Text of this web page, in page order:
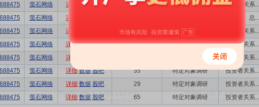
688475 萤石网络 详细 数据 股吧 54 特定对象调研 投资者关系...
688475 萤石网络 详细 董事长、总...
688475 萤石网络 详细 31 特定对象调研 投资者关系...
688475 萤石网络 详细 数据 股吧 52 特定对象调研 投资者关系...
688475 萤石网络 详细 特定对象调研 投资者关系...
688475 萤石网络 详细 数据 股吧 35 特定对象调研 投资者关系...
688475 萤石网络 详细 数据 股吧 29 特定对象调研 投资者关系...
688475 萤石网络 详细 数据 股吧 65 特定对象调研 投资者关系...